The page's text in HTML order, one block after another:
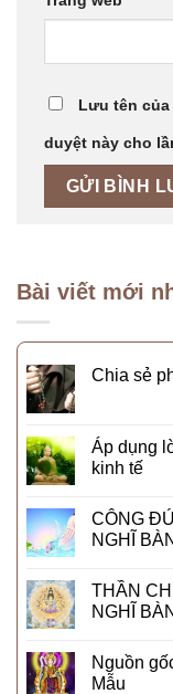
Lưu tên
duyệt này cho
Bài viết mới
Chia sẻ
Áp dụng
kinh tế
CÔNG
NGHĨ BÀN
THẦN
NGHĨ
Nguồn
Mẫu